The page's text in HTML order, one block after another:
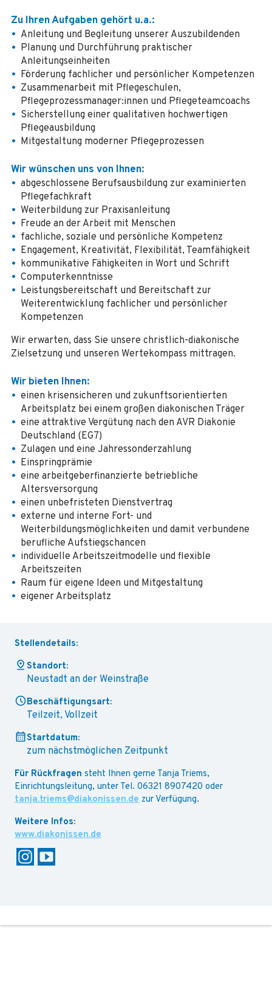
Zu Ihren Aufgaben gehört u.a.:
Anleitung und Begleitung unserer Auszubildenden
Planung und Durchführung praktischer
Anleitungseinheiten
Förderung fachlicher und persönlicher Kompetenzen
Zusammenarbeit mit Pflegeschulen,
Pflegeprozessmanager:innen und Pflegeteamcoachs
Sicherstellung einer qualitativen hochwertigen
Pflegeausbildung
Mitgestaltung moderner Pflegeprozessen
Wir wünschen uns von Ihnen:
abgeschlossene Berufsausbildung zur examinierten
Pflegefachkraft
Weiterbildung zur Praxisanleitung
Freude an der Arbeit mit Menschen
fachliche, soziale und persönliche Kompetenz
Engagement, Kreativität, Flexibilität, Teamfähigkeit
kommunikative Fähigkeiten in Wort und Schrift
Computerkenntnisse
Leistungsbereitschaft und Bereitschaft zur
Weiterentwicklung fachlicher und persönlicher
Kompetenzen
Wir erwarten, dass Sie unsere christlich-diakonische
Zielsetzung und unseren Wertekompass mittragen.
Wir bieten Ihnen:
einen krisensicheren und zukunftsorientierten
Arbeitsplatz bei einem großen diakonischen Träger
eine attraktive Vergütung nach den AVR Diakonie
Deutschland (EG7)
Zulagen und eine Jahressonderzahlung
Einspringprämie
eine arbeitgeberfinanzierte betriebliche
Altersversorgung
einen unbefristeten Dienstvertrag
externe und interne Fort- und
Weiterbildungsmöglichkeiten und damit verbundene
berufliche Aufstiegschancen
individuelle Arbeitszeitmodelle und flexible
Arbeitszeiten
Raum für eigene Ideen und Mitgestaltung
eigener Arbeitsplatz
Stellendetails:
Standort:
Neustadt an der Weinstraße
Beschäftigungsart:
Teilzeit, Vollzeit
Startdatum:
zum nächstmöglichen Zeitpunkt
Für Rückfragen steht Ihnen gerne Tanja Triems,
Einrichtungsleitung, unter Tel. 06321 8907420 oder
tanja.triems@diakonissen.de zur Verfügung.
www.diakonissen.de